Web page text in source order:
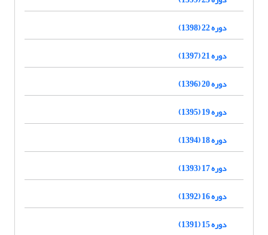
دوره 22 (1398)
دوره 21 (1397)
دوره 20 (1396)
دوره 19 (1395)
دوره 18 (1394)
دوره 17 (1393)
دوره 16 (1392)
دوره 15 (1391)